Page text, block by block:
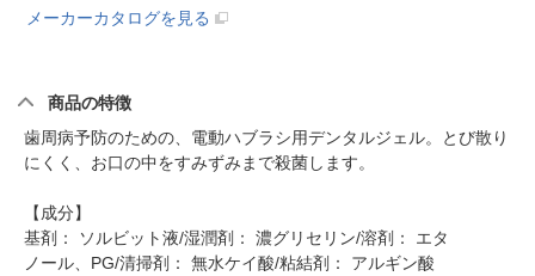
メーカーカタログを見る
商品の特徴
歯周病予防のための、電動ハブラシ用デンタルジェル。とび散り
にくく、お口の中をすみずみまで殺菌します。
【成分】
基剤： ソルビット液/湿潤剤： 濃グリセリン/溶剤： エタ
ノール、PG/清掃剤： 無水ケイ酸/粘結剤： アルギン酸